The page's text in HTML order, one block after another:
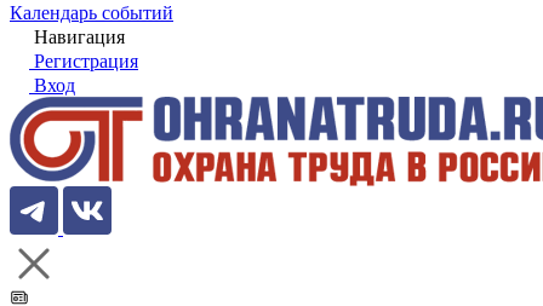
Календарь событий
Навигация
Регистрация
Вход